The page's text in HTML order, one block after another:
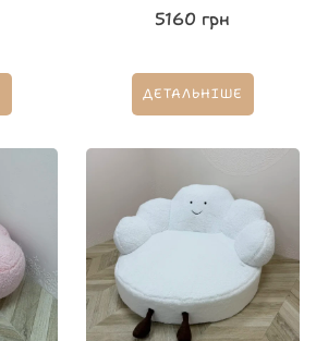
5160 грн
ДЕТАЛЬНІШЕ